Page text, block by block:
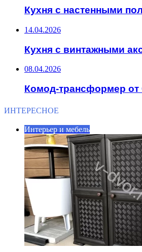
Кухня с настенными
14.04.2026
Кухня с винтажными
08.04.2026
Комод-трансформер от
ИНТЕРЕСНОЕ
Интерьер и мебель